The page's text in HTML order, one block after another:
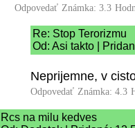
Odpovedať Známka: 3.3
Re: Stop Terorizmu
Od: Asi takto |
Neprijemne, v
Odpovedať Známka: 4.3
Rcs na milu kedves